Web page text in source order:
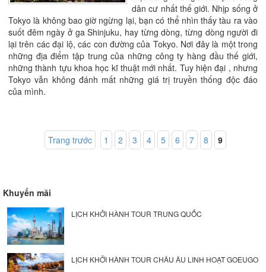
dân cư nhất thế giới. Nhịp sống ở
Tokyo là không bao giờ ngừng lại, bạn có thể nhìn thấy tàu ra vào
suốt đêm ngày ở ga Shinjuku, hay từng dòng, từng dòng người đi
lại trên các đại lộ, các con đường của Tokyo. Nơi đây là một trong
những địa điểm tập trung của những công ty hàng đầu thế giới,
những thành tựu khoa học kĩ thuật mới nhất. Tuy hiện đại , nhưng
Tokyo vẫn không đánh mất những giá trị truyền thống độc đáo
của mình.
Trang trước 1 2 3 4 5 6 7 8 9
Khuyến mãi
LỊCH KHỞI HÀNH TOUR TRUNG QUỐC
LỊCH KHỞI HÀNH TOUR CHÂU ÂU LINH HOẠT GOEUGO